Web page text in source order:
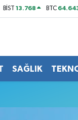
BİST13.768 BTC
SAĞLIK